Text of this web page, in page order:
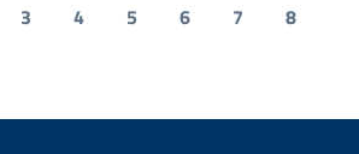
3 4 5 6 7 8